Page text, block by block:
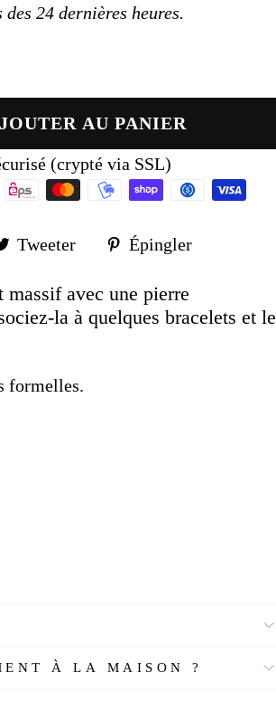
24 dernières heures.
AU PANIER
(crypté via SSL)
Tweeter
TweeterÉpingler
massif avec une pierre
la à quelques bracelets et le
formelles.
À LA MAISON ?